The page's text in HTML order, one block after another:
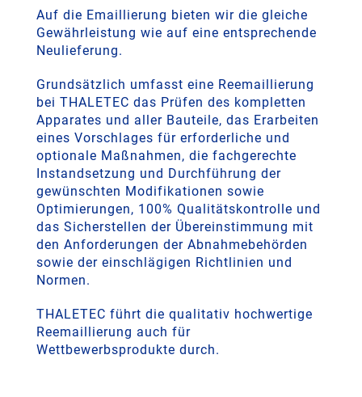
Auf die Emaillierung bieten wir die gleiche
Gewährleistung wie auf eine entsprechende
Neulieferung.
Grundsätzlich umfasst eine Reemaillierung
bei THALETEC das Prüfen des kompletten
Apparates und aller Bauteile, das Erarbeiten
eines Vorschlages für erforderliche und
optionale Maßnahmen, die fachgerechte
Instandsetzung und Durchführung der
gewünschten Modifikationen sowie
Optimierungen, 100% Qualitätskontrolle und
das Sicherstellen der Übereinstimmung mit
den Anforderungen der Abnahmebehörden
sowie der einschlägigen Richtlinien und
Normen.
THALETEC führt die qualitativ hochwertige
Reemaillierung auch für
Wettbewerbsprodukte durch.